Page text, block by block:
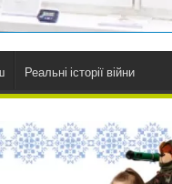
Реальні історії війни